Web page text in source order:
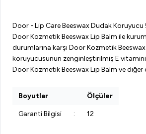
Door - Lip Care Beeswax Dudak Koruyucu
Door Kozmetik Beeswax Lip Balm ile
durumlarına karşı Door Kozmetik
koruyucusunun zenginleştirilmiş E vitamini
Door Kozmetik Beeswax Lip Balm ve
Boyutlar Ölçüler
Garanti Bilgisi : 12